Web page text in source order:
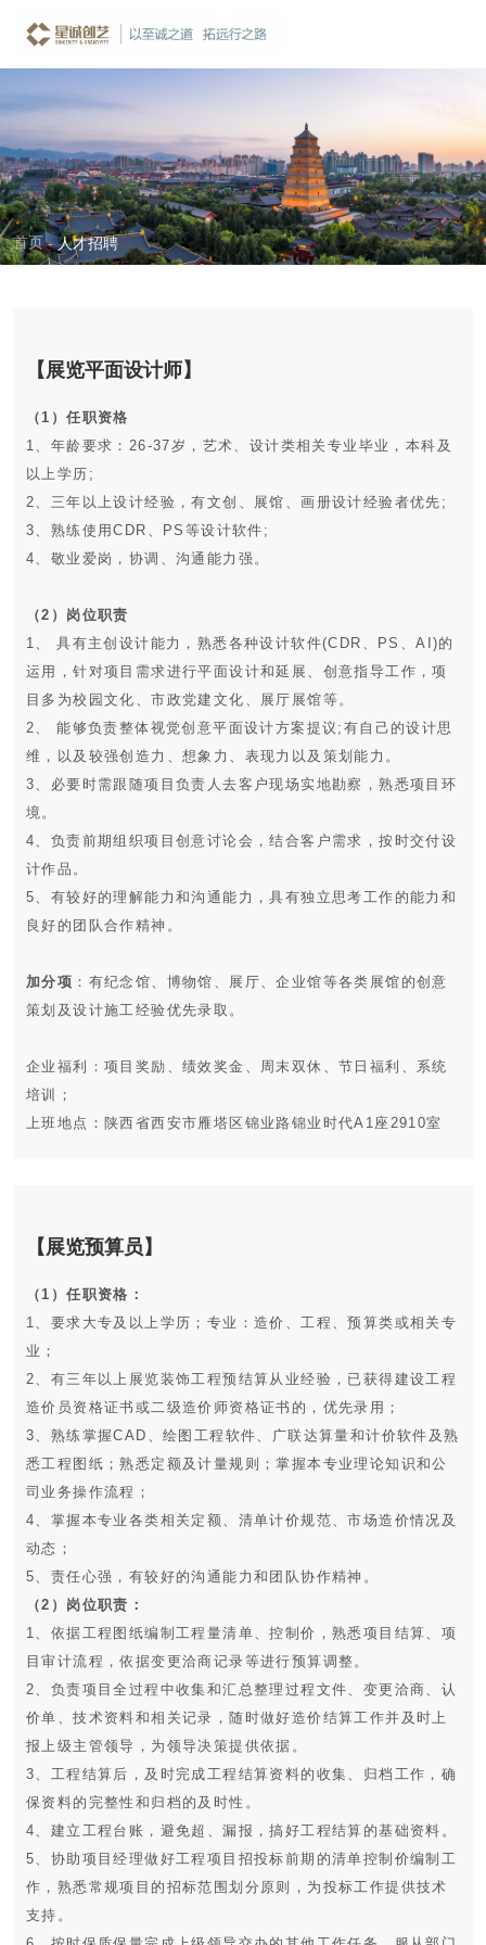
人才招聘
JOIN US
首页-人才招聘
【展览平面设计师】
职位类别：平面设计
经验要求：3-5年
职位性质：全职
学历要求：本科
岗位要求：
（1）任职资格
1、年龄要求：26-37岁，艺术、设计类相关专业毕业，本科及
以上学历;
2、三年以上设计经验，有文创、展馆、画册设计经验者优先;
3、熟练使用CDR、PS等设计软件;
4、敬业爱岗，协调、沟通能力强。
（2）岗位职责
1、 具有主创设计能力，熟悉各种设计软件(CDR、PS、AI)的
运用，针对项目需求进行平面设计和延展、创意指导工作，项
目多为校园文化、市政党建文化、展厅展馆等。
2、 能够负责整体视觉创意平面设计方案提议;有自己的设计思
维，以及较强创造力、想象力、表现力以及策划能力。
3、必要时需跟随项目负责人去客户现场实地勘察，熟悉项目环
境。
4、负责前期组织项目创意讨论会，结合客户需求，按时交付设
计作品。
5、有较好的理解能力和沟通能力，具有独立思考工作的能力和
良好的团队合作精神。
加分项 ：有纪念馆、博物馆、展厅、企业馆等各类展馆的创意
策划及设计施工经验优先录取。
企业福利：项目奖励、绩效奖金、周末双休、节日福利、系统
培训；
上班地点：陕西省西安市雁塔区锦业路锦业时代A1座2910室
【展览预算员】
职位类别：工程造价
经验要求：3-5年
职位性质：全职
学历要求：大专以上
（1）任职资格：
1、要求大专及以上学历；专业：造价、工程、预算类或相关专
业；
2、有三年以上展览装饰工程预结算从业经验，已获得建设工程
造价员资格证书或二级造价师资格证书的，优先录用；
3、熟练掌握CAD、绘图工程软件、广联达算量和计价软件及熟
悉工程图纸；熟悉定额及计量规则；掌握本专业理论知识和公
司业务操作流程；
4、掌握本专业各类相关定额、清单计价规范、市场造价情况及
动态；
5、责任心强，有较好的沟通能力和团队协作精神。
（2）岗位职责：
1、依据工程图纸编制工程量清单、控制价，熟悉项目结算、项
目审计流程，依据变更洽商记录等进行预算调整。
2、负责项目全过程中收集和汇总整理过程文件、变更洽商、认
价单、技术资料和相关记录，随时做好造价结算工作并及时上
报上级主管领导，为领导决策提供依据。
3、工程结算后，及时完成工程结算资料的收集、归档工作，确
保资料的完整性和归档的及时性。
4、建立工程台账，避免超、漏报，搞好工程结算的基础资料。
5、协助项目经理做好工程项目招投标前期的清单控制价编制工
作，熟悉常规项目的招标范围划分原则，为投标工作提供技术
支持。